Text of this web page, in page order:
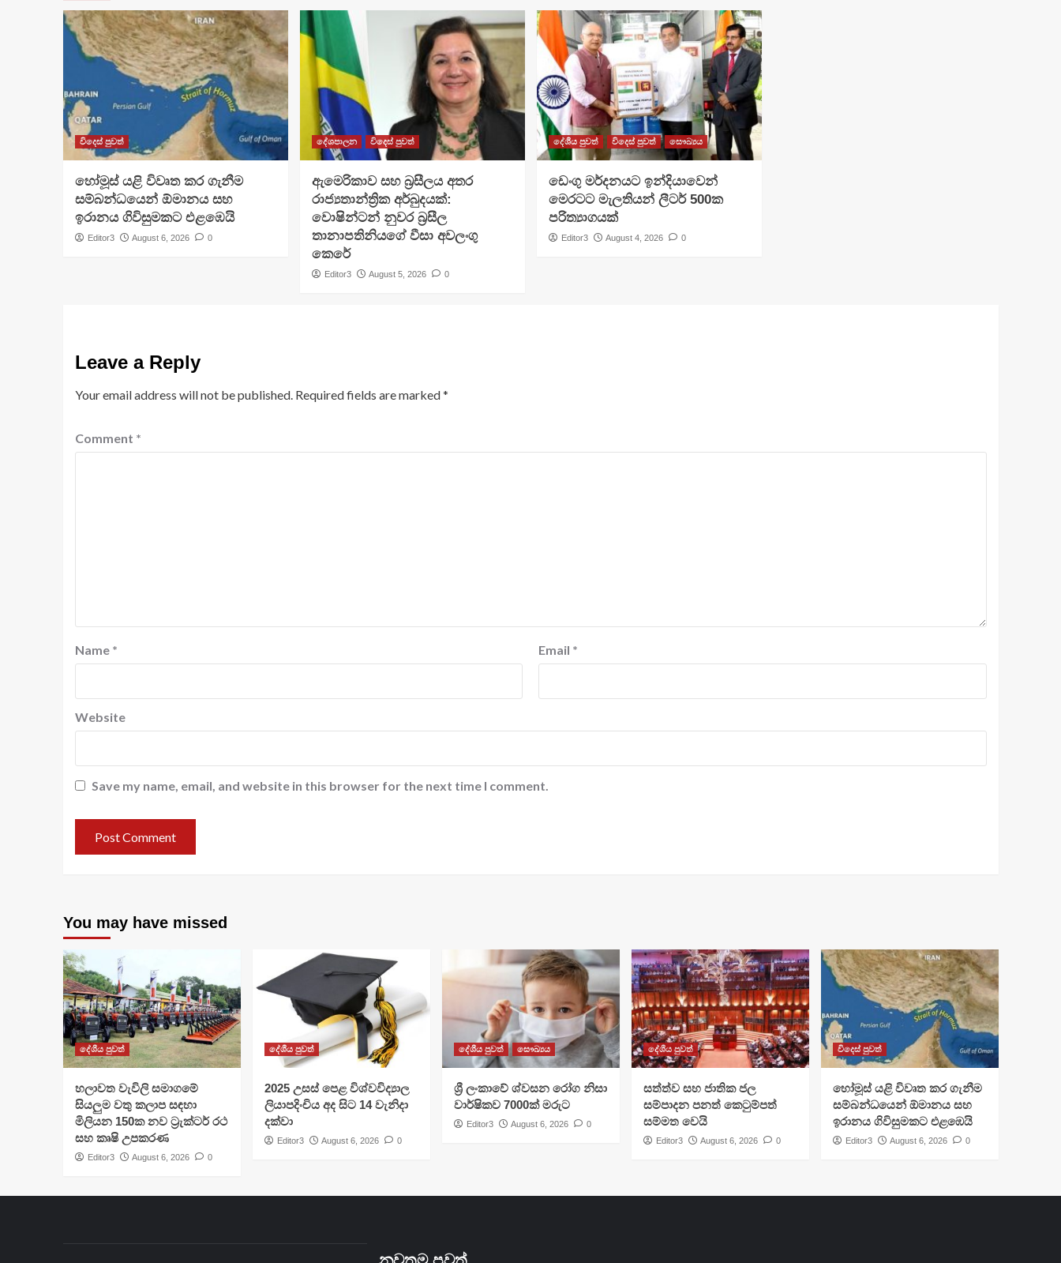
විදෙස් පුවත්
හෝමූස් යළි විවෘත කර ගැනීම
සම්බන්ධයෙන් ඕමානය සහ
ඉරානය ගිවිසුමකට එළඹෙයි
Editor3 August 6, 2026 0
දේශපාලන විදෙස් පුවත්
ඇමෙරිකාව සහ බ්‍රසීලය අතර
රාජ්‍යතාන්ත්‍රික අර්බුදයක්:
වොෂින්ටන් නුවර බ්‍රසීල
තානාපතිනියගේ වීසා අවලංගු
කෙරේ
Editor3 August 5, 2026 0
දේශීය පුවත් විදෙස් පුවත් සෞඛ්‍යය
ඩෙංගු මර්දනයට ඉන්දියාවෙන්
මෙරටට මැලතියන් ලීටර් 500ක
පරිත්‍යාගයක්
Editor3 August 4, 2026 0
Leave a Reply
Your email address will not be published. Required fields are marked*
Comment *
Name * Email *
Website
Save my name, email, and website in this browser for the next time I comment.
You may have missed
දේශීය පුවත්
හලාවත වැවිලි සමාගමේ
සියලුම වතු කලාප සඳහා
මිලියන 150ක නව ට්‍රැක්ටර් රථ
සහ කෘෂි උපකරණ
Editor3 August 6, 2026 0
දේශීය පුවත්
​2025 උසස් පෙළ විශ්වවිද්‍යාල
ලියාපදිංචිය අද සිට 14 වැනිදා
දක්වා
Editor3 August 6, 2026 0
දේශීය පුවත් සෞඛ්‍යය
ශ්‍රී ලංකාවේ ශ්වසන රෝග නිසා
වාර්ෂිකව 7000ක් මරුට
Editor3 August 6, 2026 0
දේශීය පුවත්
සත්ත්ව සහ ජාතික ජල
සම්පාදන පනත් කෙටුම්පත්
සම්මත වෙයි
Editor3 August 6, 2026 0
විදෙස් පුවත්
හෝමූස් යළි විවෘත කර ගැනීම
සම්බන්ධයෙන් ඕමානය සහ
ඉරානය ගිවිසුමකට එළඹෙයි
Editor3 August 6, 2026 0